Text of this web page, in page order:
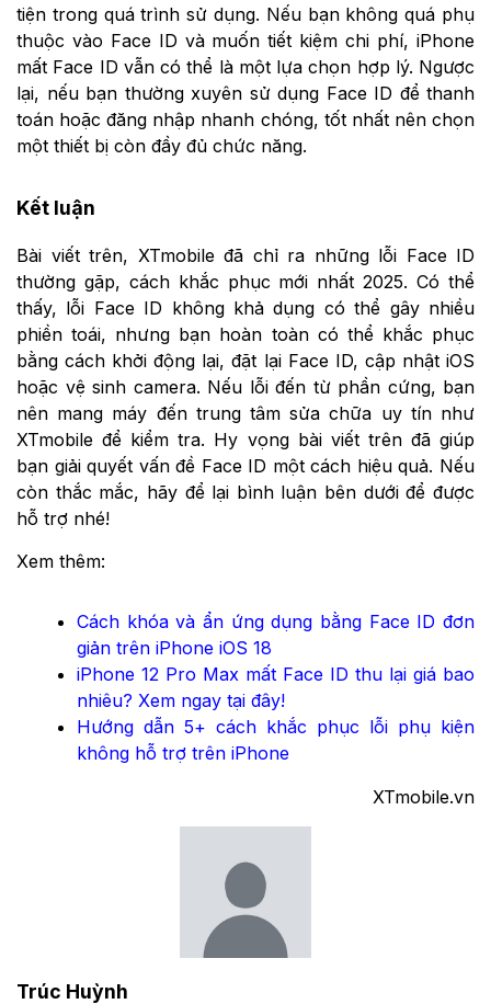
tiện trong quá trình sử dụng. Nếu bạn không quá phụ
thuộc vào Face ID và muốn tiết kiệm chi phí, iPhone
mất Face ID vẫn có thể là một lựa chọn hợp lý. Ngược
lại, nếu bạn thường xuyên sử dụng Face ID để thanh
toán hoặc đăng nhập nhanh chóng, tốt nhất nên chọn
một thiết bị còn đầy đủ chức năng.
Kết luận
Bài viết trên, XTmobile đã chỉ ra những lỗi Face ID
thường gặp, cách khắc phục mới nhất 2025. Có thể
thấy, lỗi Face ID không khả dụng có thể gây nhiều
phiền toái, nhưng bạn hoàn toàn có thể khắc phục
bằng cách khởi động lại, đặt lại Face ID, cập nhật iOS
hoặc vệ sinh camera. Nếu lỗi đến từ phần cứng, bạn
nên mang máy đến trung tâm sửa chữa uy tín như
XTmobile để kiểm tra. Hy vọng bài viết trên đã giúp
bạn giải quyết vấn đề Face ID một cách hiệu quả. Nếu
còn thắc mắc, hãy để lại bình luận bên dưới để được
hỗ trợ nhé!
Xem thêm:
Cách khóa và ẩn ứng dụng bằng Face ID đơn
giản trên iPhone iOS 18
iPhone 12 Pro Max mất Face ID thu lại giá bao
nhiêu? Xem ngay tại đây!
Hướng dẫn 5+ cách khắc phục lỗi phụ kiện
không hỗ trợ trên iPhone
XTmobile.vn
Trúc Huỳnh